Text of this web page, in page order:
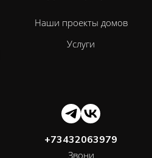
Наши проекты домов
Услуги
+73432063979
Звони